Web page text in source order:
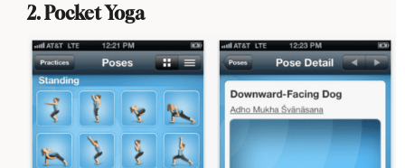
2. Pocket Yoga